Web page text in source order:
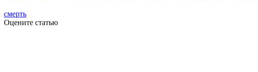
смерть
Оцените статью